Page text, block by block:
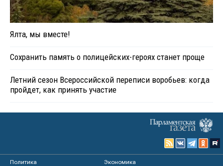
Ялта, мы вместе!
Сохранить память о полицейских-героях станет проще
Летний сезон Всероссийской переписи воробьев: когда
пройдет, как принять участие
Политика
Экономика